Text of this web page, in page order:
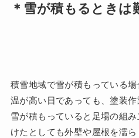
＊雪が積もるときは
積雪地域で雪が積もっている
温が高い日であっても、塗装作
雪が積もっていると足場の組
けたとしても外壁や屋根を濡